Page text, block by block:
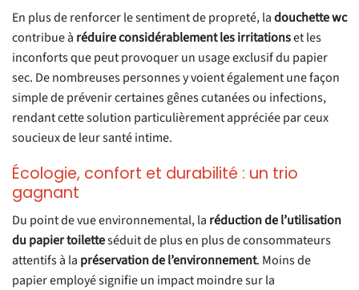
En plus de renforcer le sentiment de propreté, ladouchette wc
contribue à réduire considérablement les irritationset les
inconforts que peut provoquer un usage exclusif du papier
sec. De nombreuses personnes y voient également une façon
simple de prévenir certaines gênes cutanées ou infections,
rendant cette solution particulièrement appréciée par ceux
soucieux de leur santé intime.
Écologie, confort et durabilité : un trio
gagnant
Du point de vue environnemental, la réduction de l’utilisation
du papier toiletteséduit de plus en plus de consommateurs
attentifs à la préservation de l’environnement. Moins de
papier employé signifie un impact moindre sur la